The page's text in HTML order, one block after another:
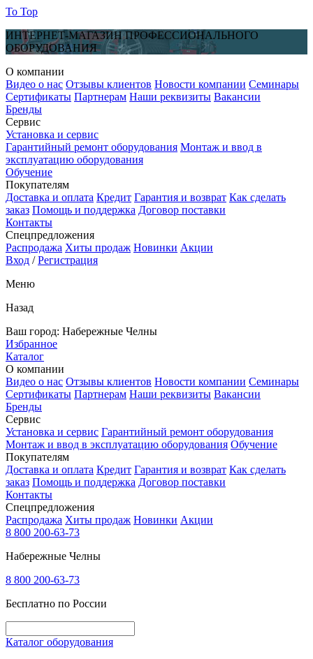
To Top
ИНТЕРНЕТ-МАГАЗИН ПРОФЕССИОНАЛЬНОГО
ОБОРУДОВАНИЯ
О компании
Видео о нас Отзывы клиентов Новости компании Семинары
Сертификаты Партнерам Наши реквизиты Вакансии
Бренды
Сервис
Установка и сервис
Гарантийный ремонт оборудования Монтаж и ввод в
эксплуатацию оборудования
Обучение
Покупателям
Доставка и оплата Кредит Гарантия и возврат Как сделать
заказ Помощь и поддержка Договор поставки
Контакты
Спецпредложения
Распродажа Хиты продаж Новинки Акции
Вход /Регистрация
Меню
Назад
Ваш город: Набережные Челны
Избранное
Каталог
О компании
Видео о нас Отзывы клиентов Новости компании Семинары
Сертификаты Партнерам Наши реквизиты Вакансии
Бренды
Сервис
Установка и сервис Гарантийный ремонт оборудования
Монтаж и ввод в эксплуатацию оборудования Обучение
Покупателям
Доставка и оплата Кредит Гарантия и возврат Как сделать
заказ Помощь и поддержка Договор поставки
Контакты
Спецпредложения
Распродажа Хиты продаж Новинки Акции
8 800 200-63-73
Набережные Челны
8 800 200-63-73
Бесплатно по России
Каталог оборудования